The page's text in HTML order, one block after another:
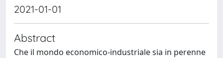
2021-01-01
Abstract
Che il mondo economico-industriale sia in perenne